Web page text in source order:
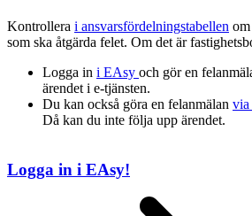
Kontrollera i ansvarsfördelningstabellen
som ska åtgärda felet. Om det är
Logga in i EAsy och gör en
ärendet i e-tjänsten.
Du kan också göra en felanmälan via
Då kan du inte följa upp ärendet.
Logga in i EAsy!